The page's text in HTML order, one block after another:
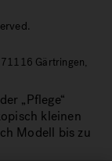
Gärtringen,
„Pflege“
kleinen
Modell bis zu